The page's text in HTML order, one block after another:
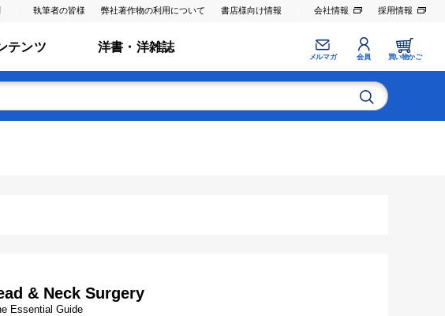
執筆者の皆様 弊社著作物の利用について 書店様向け情報 会社情報 採用情報
テンツ 洋書・洋雑誌
メルマガ 会員 買い物かご
& Neck Surgery
Essential Guide